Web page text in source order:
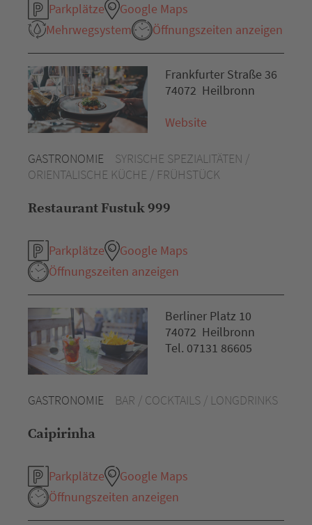
Parkplätze
Google Maps
Mehrwegsystem
Öffnungszeiten anzeigen
GASTRONOMIE
SYRISCHE SPEZIALITÄTEN /
ORIENTALISCHE KÜCHE / FRÜHSTÜCK
Restaurant Fustuk 999
Parkplätze
Google Maps
Öffnungszeiten anzeigen
Frankfurter Straße 36
74072 Heilbronn
Website
GASTRONOMIE BAR / COCKTAILS / LONGDRINKS
Caipirinha
Parkplätze
Google Maps
Öffnungszeiten anzeigen
Berliner Platz 10
74072 Heilbronn
Tel. 07131 86605